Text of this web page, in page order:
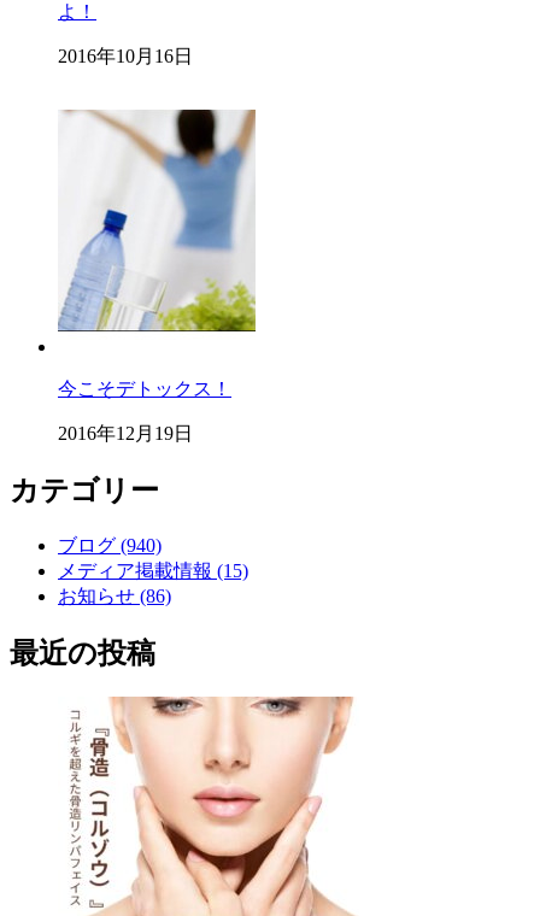
よ！
2016年10月16日
今こそデトックス！
2016年12月19日
カテゴリー
ブログ (940)
メディア掲載情報 (15)
お知らせ (86)
最近の投稿